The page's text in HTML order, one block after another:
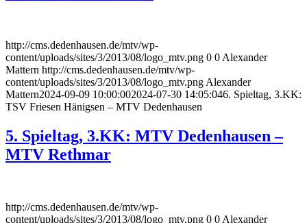
http://cms.dedenhausen.de/mtv/wp-
content/uploads/sites/3/2013/08/logo_mtv.png 0 0 Alexander
Mattern http://cms.dedenhausen.de/mtv/wp-
content/uploads/sites/3/2013/08/logo_mtv.png Alexander
Mattern2024-09-09 10:00:002024-07-30 14:05:046. Spieltag, 3.KK:
TSV Friesen Hänigsen – MTV Dedenhausen
5. Spieltag, 3.KK: MTV Dedenhausen –
MTV Rethmar
http://cms.dedenhausen.de/mtv/wp-
content/uploads/sites/3/2013/08/logo_mtv.png 0 0 Alexander